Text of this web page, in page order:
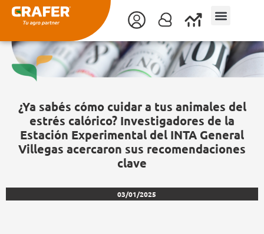
contenido
¿Ya sabés cómo cuidar a tus animales del
estrés calórico? Investigadores de la
Estación Experimental del INTA General
Villegas acercaron sus recomendaciones
clave
03/01/2025